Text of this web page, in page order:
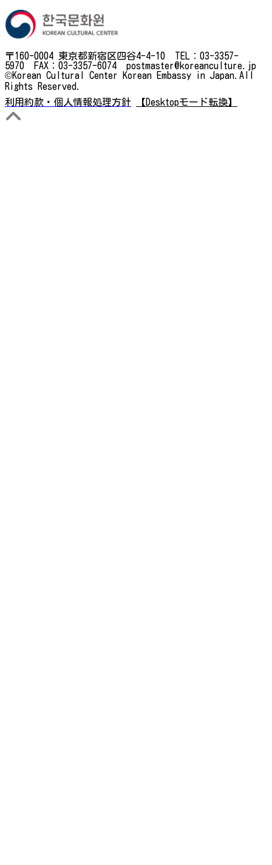
〒160-0004 東京都新宿区四谷4-4-10 TEL：03-3357-
5970 FAX：03-3357-6074 postmaster@koreanculture.jp
©Korean Cultural Center Korean Embassy in Japan.All
Rights Reserved.
利用約款・個人情報処理方針
【Desktopモード転換】